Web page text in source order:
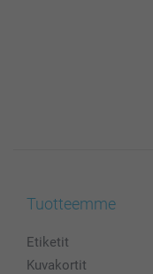
Tuotteemme
Etiketit
Kuvakortit